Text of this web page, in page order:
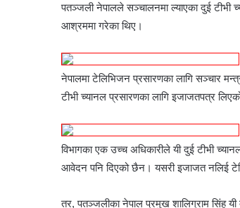
पतञ्जली नेपालले सञ्चालनमा ल्याएका दुई टीभी
आश्रममा गरेका थिए।
नेपालमा टेलिभिजन प्रसारणका लागि सञ्चार
टीभी च्यानल प्रसारणका लागि इजाजतपत्र
विभागका एक उच्च अधिकारीले यी दुई टीभी
आवेदन पनि दिएको छैन। यसरी इजाजत नलिई
तर, पतञ्जलीका नेपाल प्रमुख शालिग्राम सिंह